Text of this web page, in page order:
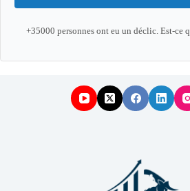
+35000 personnes ont eu un déclic. Est-ce